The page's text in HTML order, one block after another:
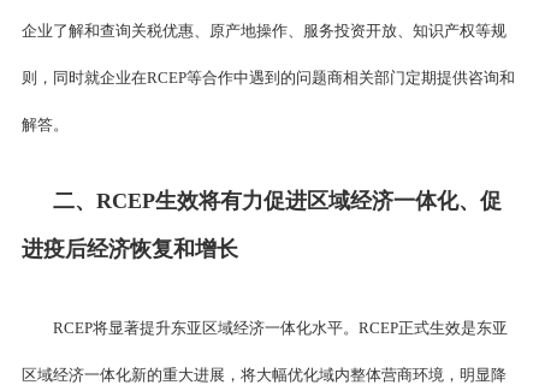
企业了解和查询关税优惠、原产地操作、服务投资开放、知识产权等规
则，同时就企业在RCEP等合作中遇到的问题商相关部门定期提供咨询和
解答。
二、RCEP生效将有力促进区域经济一体化、促
进疫后经济恢复和增长
RCEP将显著提升东亚区域经济一体化水平。RCEP正式生效是东亚
区域经济一体化新的重大进展，将大幅优化域内整体营商环境，明显降